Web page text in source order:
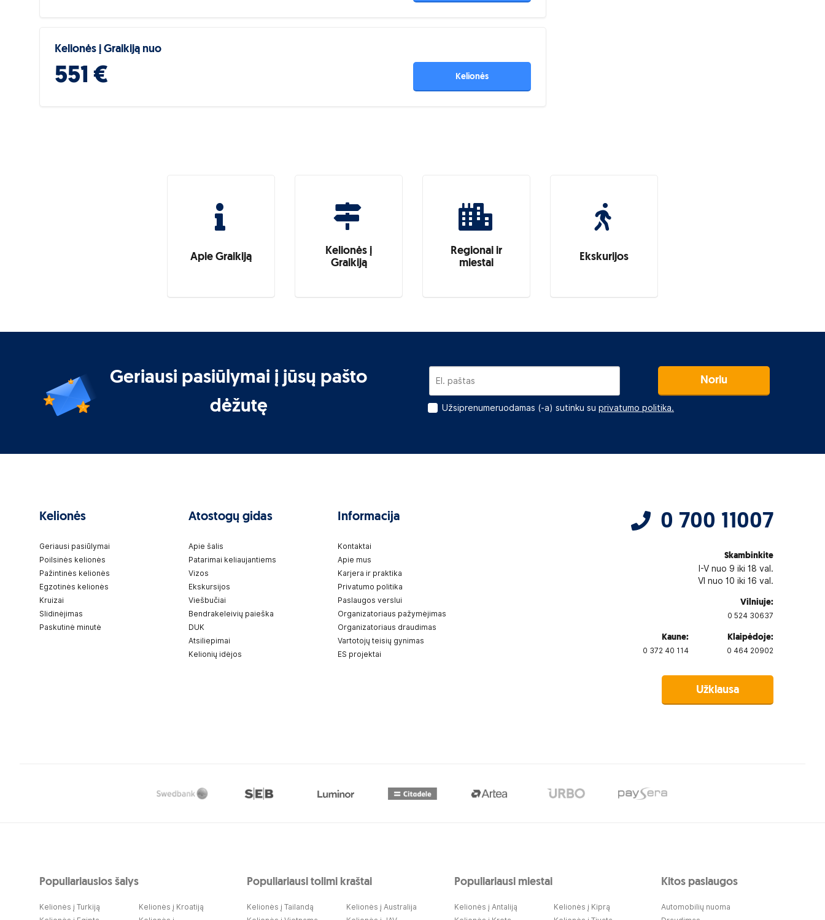
Kelionės į Graikiją nuo
551 € Kelionės
Apie Graikiją
Kelionės į
Graikiją
Regionai ir
miestai
Ekskurijos
Geriausi pasiūlymai į jūsų pašto
dėžutę
Užsiprenumeruodamas (-a) sutinku su privatumo politika.
Noriu
Kelionės
Geriausi pasiūlymai
Poilsinės kelionės
Pažintinės kelionės
Egzotinės kelionės
Kruizai
Slidinėjimas
Paskutinė minutė
Atostogų gidas
Apie šalis
Patarimai keliaujantiems
Vizos
Ekskursijos
Viešbučiai
Bendrakeleivių paieška
DUK
Atsiliepimai
Kelionių idėjos
Informacija
Kontaktai
Apie mus
Karjera ir praktika
Privatumo politika
Paslaugos verslui
Organizatoriaus pažymėjimas
Organizatoriaus draudimas
Vartotojų teisių gynimas
ES projektai
0 700 11007
Skambinkite
I-V nuo 9 iki 18 val.
VI nuo 10 iki 16 val.
Vilniuje:
0 524 30637
Kaune:
0 372 40 114
Klaipėdoje:
0 464 20902
Užklausa
Populiariausios šalys
Kelionės į Turkiją
Kelionės į Kroatiją
Populiariausi tolimi kraštai
Kelionės į Tailandą
Kelionės į Australija
Populiariausi miestai
Kelionės į Antaliją
Kelionės į Kiprą
Kitos paslaugos
Automobilių nuoma